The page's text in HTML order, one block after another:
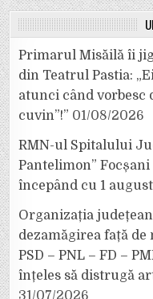
Primarul Misăilă îi
din Teatrul Pastia:
atunci când vorbesc
cuvin”!” 01/08/2026
RMN-ul Spitalului
Pantelimon”
începând cu 1 august
Organizația
dezamăgirea față
PSD – PNL – FD –
înțeles să distrugă